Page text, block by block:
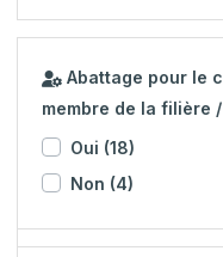
Abattage pour le
membre de la filière
Oui (18)
Non (4)